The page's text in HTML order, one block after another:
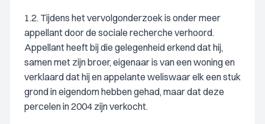
1.2. Tijdens het vervolgonderzoek is onder meer
appellant door de sociale recherche verhoord.
Appellant heeft bij die gelegenheid erkend dat hij,
samen met zijn broer, eigenaar is van een woning en
verklaard dat hij en appelante weliswaar elk een stuk
grond in eigendom hebben gehad, maar dat deze
percelen in 2004 zijn verkocht.